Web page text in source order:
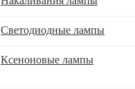
Светодиодные лампы
Ксеноновые лампы